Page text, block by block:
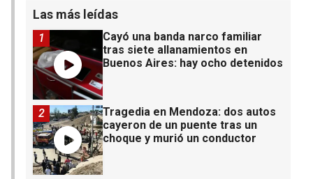
Las más leídas
Cayó una banda narco familiar
tras siete allanamientos en
Buenos Aires: hay ocho detenidos
1
Tragedia en Mendoza: dos autos
cayeron de un puente tras un
choque y murió un conductor
2